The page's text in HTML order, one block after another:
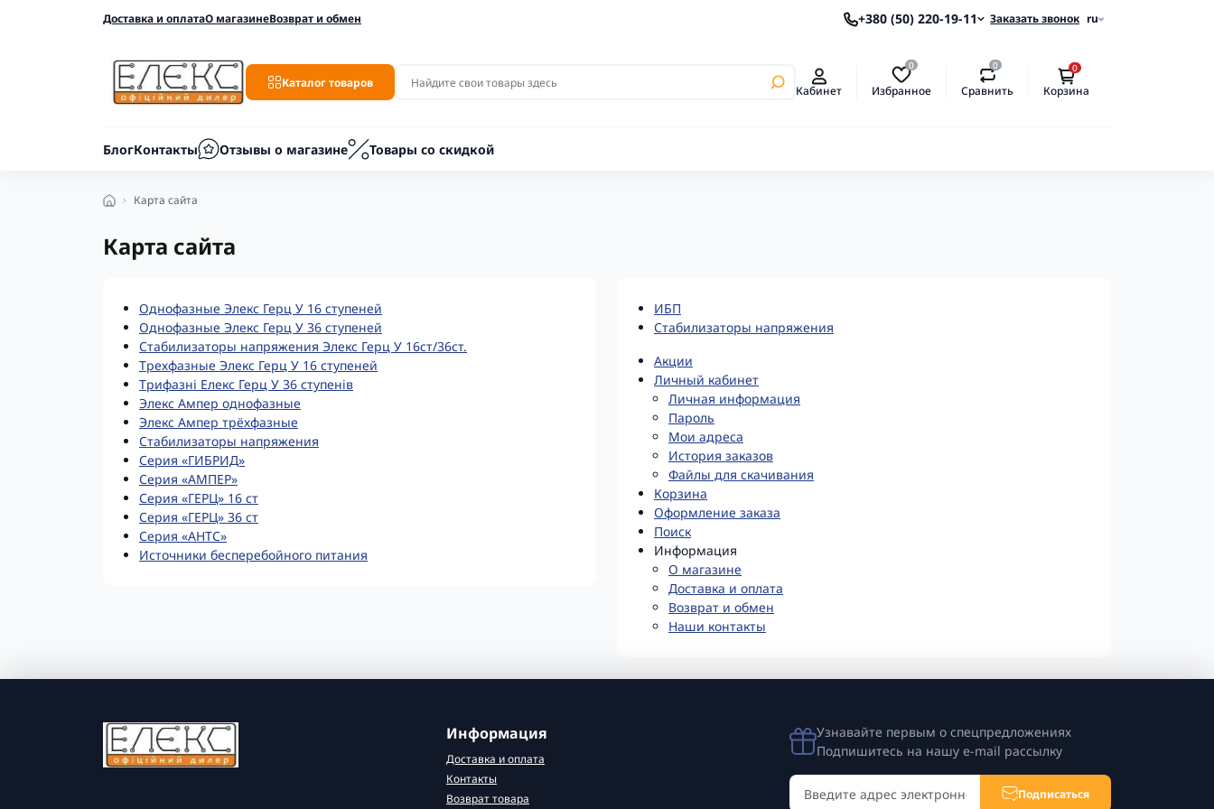
Доставка и оплатаО магазинеВозврат и обмен +380 (50) 220-19-11 Заказать звонок ru
Каталог товаров
Кабинет
0
Избранное
0
Сравнить
0
Корзина
БлогКонтакты Отзывы о магазине Товары со скидкой
Карта сайта
Карта сайта
Однофазные Элекс Герц У 16 ступеней
Однофазные Элекс Герц У 36 ступеней
Стабилизаторы напряжения Элекс Герц У 16ст/36ст.
Трехфазные Элекс Герц У 16 ступеней
Трифазні Елекс Герц У 36 ступенів
Элекс Ампер однофазные
Элекс Ампер трёхфазные
Стабилизаторы напряжения
Серия «ГИБРИД»
Серия «АМПЕР»
Серия «ГЕРЦ» 16 ст
Серия «ГЕРЦ» 36 ст
Серия «AHTC»
Источники бесперебойного питания
ИБП
Стабилизаторы напряжения
Акции
Личный кабинет
Личная информация
Пароль
Мои адреса
История заказов
Файлы для скачивания
Корзина
Оформление заказа
Поиск
Информация
О магазине
Доставка и оплата
Возврат и обмен
Наши контакты
Информация
Доставка и оплата
Контакты
Возврат товара
Узнавайте первым о спецпредложениях
Подпишитесь на нашу e-mail рассылку
Подписаться